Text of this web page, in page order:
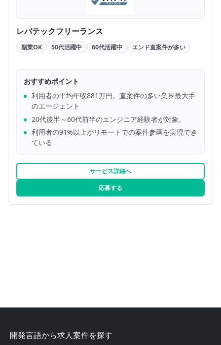
レバテックフリーランス
副業OK 50代活躍中 60代活躍中 エンド直案件が多い
おすすめポイント
利用者の平均年収881万円。直案件の多い業界最大手
のエージェント
20代後半～60代前半のエンジニア経験者が対象。
利用者の91%以上がリモートでの案件参画を実現でき
ている
サービス詳細へ
応募する
開発言語から求人案件を探す